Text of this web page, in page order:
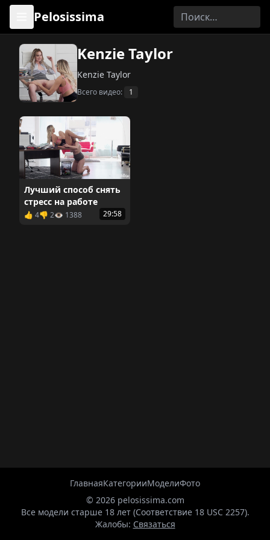
Pelosissima
Kenzie Taylor
Kenzie Taylor
Всего видео: 1
29:58
Лучший способ снять
стресс на работе
👍 4👎 2👁️ 1388
ГлавнаяКатегорииМоделиФото
© 2026 pelosissima.com
Все модели старше 18 лет (Соответствие 18 USC 2257).
Жалобы: Связаться